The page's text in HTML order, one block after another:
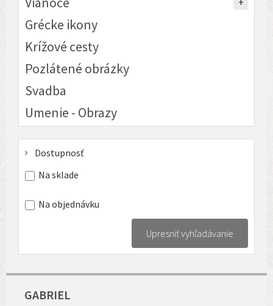
Grécke ikony
Krížové cesty
Pozlátené obrázky
Svadba
Umenie - Obrazy
Dostupnosť
Na sklade
Na objednávku
Upresniť vyhľadávanie
GABRIEL